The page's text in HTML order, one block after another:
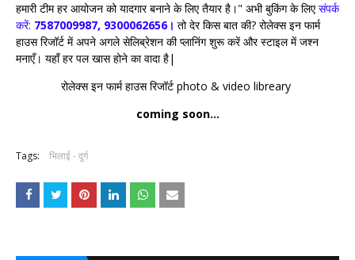
हमारी टीम हर आयोजन को यादगार बनाने के लिए तैयार है।" अभी बुकिंग के लिएसंपर्क
करें: 7587009987, 9300062656। तो देर किस बात की? रोलेक्स इन फार्म
हाउस रिजॉर्ट में अपने अगले सेलिब्रेशन की प्लानिंग शुरू करें और स्टाइल में जश्न
मनाएँ। यहाँ हर पल खास होने का वादा है|
रोलेक्स इन फार्म हाउस रिजॉर्ट photo & video libreary
coming soon...
Tags: भिलाई - दुर्ग